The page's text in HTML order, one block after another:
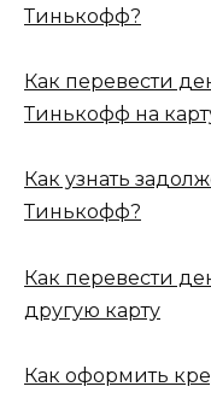
Тинькофф?
Как перевести
Тинькофф на
Как узнать
Тинькофф?
Как перевести
другую карту
Как оформить